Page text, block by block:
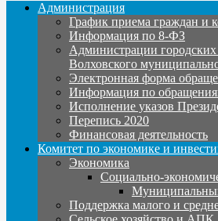
Администрация
График приема граждан и
Информация по 8-ФЗ
Администрации
Волховского
Электронная форма
Информация по
Исполнение указов
Перепись 2020
Финансовая деятельность
Комитет по экономике и
Экономика
Социально-
Поддержка малого и